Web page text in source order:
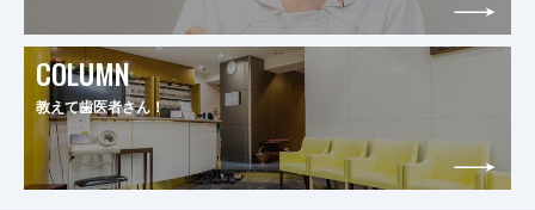
COLUMN
教えて歯医者さん！